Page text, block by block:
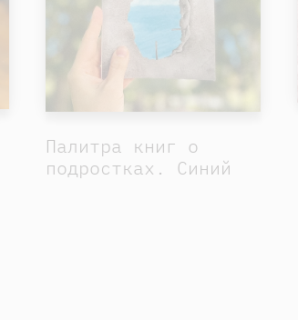
Палитра книг о
подростках. Синий